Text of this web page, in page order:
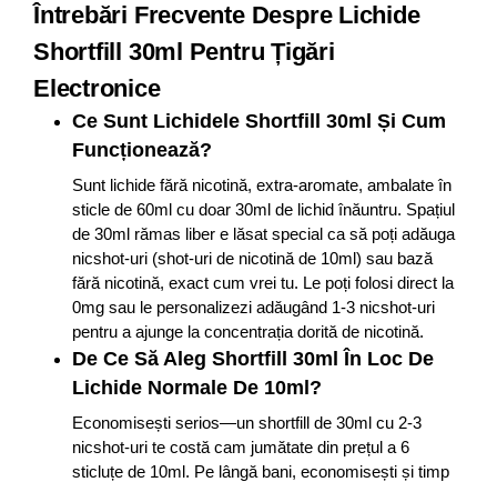
Întrebări Frecvente Despre Lichide
Shortfill 30ml Pentru Țigări
Electronice
Ce Sunt Lichidele Shortfill 30ml Și Cum
Funcționează?
Sunt lichide fără nicotină, extra-aromate, ambalate în
sticle de 60ml cu doar 30ml de lichid înăuntru. Spațiul
de 30ml rămas liber e lăsat special ca să poți adăuga
nicshot-uri (shot-uri de nicotină de 10ml) sau bază
fără nicotină, exact cum vrei tu. Le poți folosi direct la
0mg sau le personalizezi adăugând 1-3 nicshot-uri
pentru a ajunge la concentrația dorită de nicotină.
De Ce Să Aleg Shortfill 30ml În Loc De
Lichide Normale De 10ml?
Economisești serios—un shortfill de 30ml cu 2-3
nicshot-uri te costă cam jumătate din prețul a 6
sticluțe de 10ml. Pe lângă bani, economisești și timp